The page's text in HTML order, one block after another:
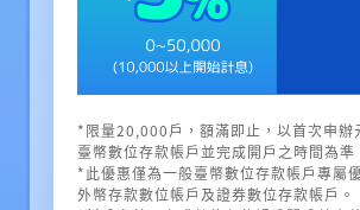
*限量20,000戶，額滿即止，以首次申辦
臺幣數位存款帳戶並完成開戶之時間為準
*此優惠僅為一般臺幣數位存款帳戶專屬
外幣存款數位帳戶及證券數位存款帳戶。